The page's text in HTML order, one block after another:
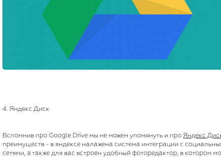
4. Яндекс Диск
Вспомнив про Google Drive мы не можем упомянуть и про Яндекс
преимуществ - в яндексе налажена система интеграции с
сетями, а также для вас встроен удобный фоторедактор, в котором